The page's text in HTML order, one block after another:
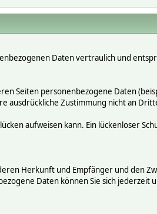
Daten vertraulich und
Seiten personenbezogene Daten
ausdrückliche Zustimmung nicht an
aufweisen kann. Ein lückenloser
Herkunft und Empfänger und den
Daten können Sie sich